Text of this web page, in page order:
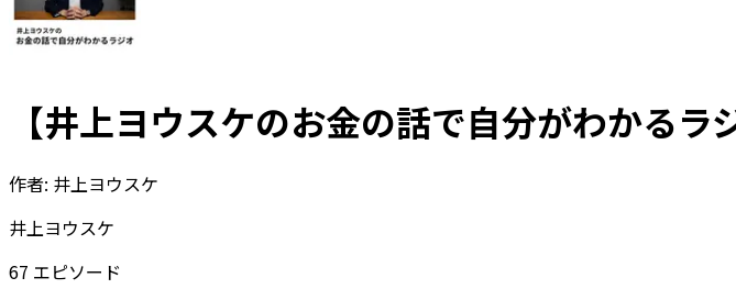
【井上ヨウスケのお金の話で自分がわかるラ
作者: 井上ヨウスケ
井上ヨウスケ
67 エピソード